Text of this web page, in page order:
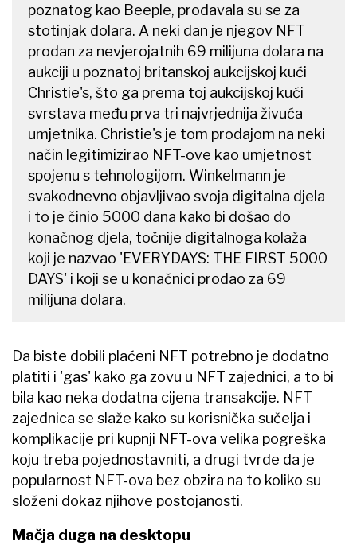
poznatog kao Beeple, prodavala su se za
stotinjak dolara. A neki dan je njegov NFT
prodan za nevjerojatnih 69 milijuna dolara na
aukciji u poznatoj britanskoj aukcijskoj kući
Christie's, što ga prema toj aukcijskoj kući
svrstava među prva tri najvrjednija živuća
umjetnika. Christie's je tom prodajom na neki
način legitimizirao NFT-ove kao umjetnost
spojenu s tehnologijom. Winkelmann je
svakodnevno objavljivao svoja digitalna djela
i to je činio 5000 dana kako bi došao do
konačnog djela, točnije digitalnoga kolaža
koji je nazvao 'EVERYDAYS: THE FIRST 5000
DAYS' i koji se u konačnici prodao za 69
milijuna dolara.
Da biste dobili plaćeni NFT potrebno je dodatno
platiti i 'gas' kako ga zovu u NFT zajednici, a to bi
bila kao neka dodatna cijena transakcije. NFT
zajednica se slaže kako su korisnička sučelja i
komplikacije pri kupnji NFT-ova velika pogreška
koju treba pojednostavniti, a drugi tvrde da je
popularnost NFT-ova bez obzira na to koliko su
složeni dokaz njihove postojanosti.
Mačja duga na desktopu